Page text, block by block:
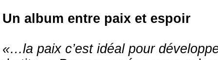
Un album entre paix et espoir
«…la paix c’est idéal pour